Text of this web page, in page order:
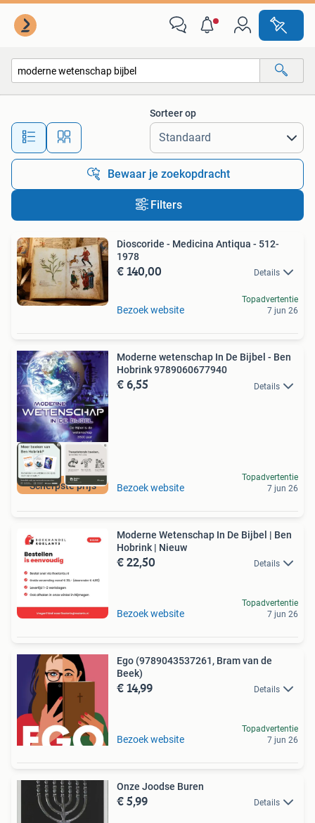
Alle afstanden…
Sorteer op
Bewaar je zoekopdracht
Filters
Dioscoride - Medicina Antiqua - 512-
1978
€ 140,00 Details
Bezoek website
Topadvertentie
7 jun 26
Scherpste prijs
Moderne wetenschap In De Bijbel - Ben
Hobrink 9789060677940
€ 6,55 Details
Bezoek website
Topadvertentie
7 jun 26
Moderne Wetenschap In De Bijbel | Ben
Hobrink | Nieuw
€ 22,50 Details
Bezoek website
Topadvertentie
7 jun 26
Ego (9789043537261, Bram van de
Beek)
€ 14,99 Details
Bezoek website
Topadvertentie
7 jun 26
Onze Joodse Buren
€ 5,99 Details